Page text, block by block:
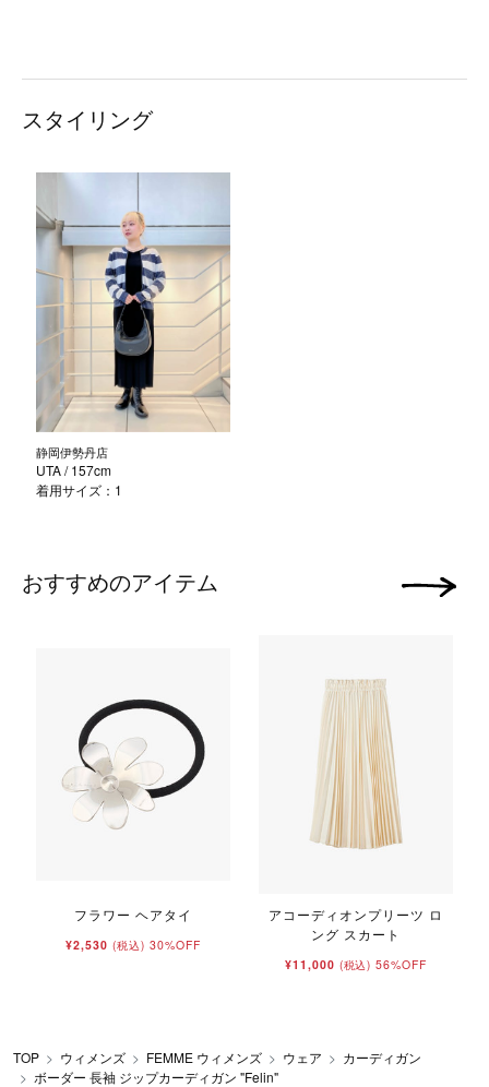
スタイリング
静岡伊勢丹店
UTA/ 157cm
着用サイズ：1
おすすめのアイテム
フラワー ヘアタイ
¥2,530 (税込) 30%OFF
アコーディオンプリーツ ロ
ング スカート
¥11,000 (税込) 56%OFF
次の画像
TOP ウィメンズ FEMME ウィメンズ ウェア
カーディガン
ボーダー 長袖 ジップカーディガン "Felin"